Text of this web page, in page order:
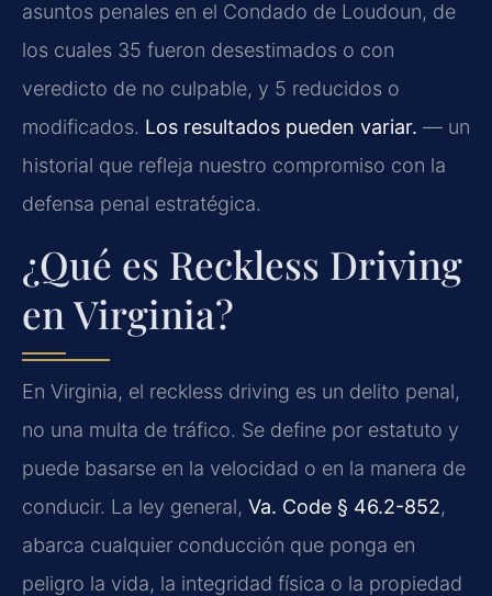
asuntos penales en el Condado de Loudoun, de
los cuales 35 fueron desestimados o con
veredicto de no culpable, y 5 reducidos o
modificados. Los resultados pueden variar. — un
historial que refleja nuestro compromiso con la
defensa penal estratégica.
¿Qué es Reckless Driving
en Virginia?
En Virginia, el reckless driving es un delito penal,
no una multa de tráfico. Se define por estatuto y
puede basarse en la velocidad o en la manera de
conducir. La ley general, Va. Code § 46.2-852,
abarca cualquier conducción que ponga en
peligro la vida, la integridad física o la propiedad